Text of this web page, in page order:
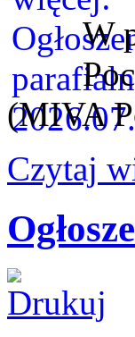
W
(MIVA
Czytaj